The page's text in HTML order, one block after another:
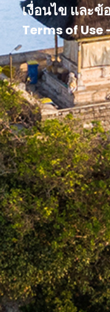
เงื่อนไข และข้
Terms of